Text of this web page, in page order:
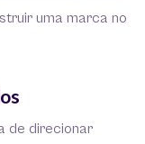
uma marca no
de direcionar